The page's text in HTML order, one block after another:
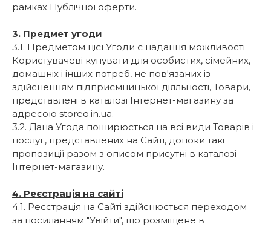
рамках Публічної оферти.
3. Предмет угоди
3.1. Предметом цієї Угоди є надання можливості
Користувачеві купувати для особистих, сімейних,
домашніх і інших потреб, не пов'язаних із
здійсненням підприємницької діяльності, Товари,
представлені в каталозі Інтернет-магазину за
адресою storeo.in.ua.
3.2. Дана Угода поширюється на всі види Товарів і
послуг, представлених на Сайті, допоки такі
пропозиції разом з описом присутні в каталозі
Інтернет-магазину.
4. Реєстрація на сайті
4.1. Реєстрація на Сайті здійснюється переходом
за посиланням "Увійти", що розміщене в